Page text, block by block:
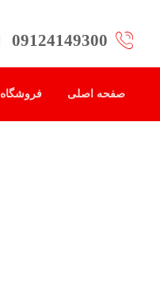
09124149300
صفحه اصلی فروشگاه